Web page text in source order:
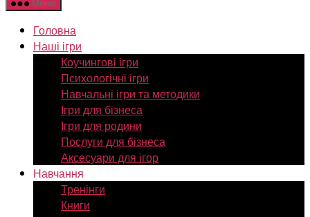
Меню
Головна
Наші ігри
Коучингові ігри
Психологічні ігри
Навчальні ігри та методики
Ігри для бізнеса
Ігри для родини
Послуги для бізнеса
Аксесуари для ігор
Навчання
Тренінги
Книги